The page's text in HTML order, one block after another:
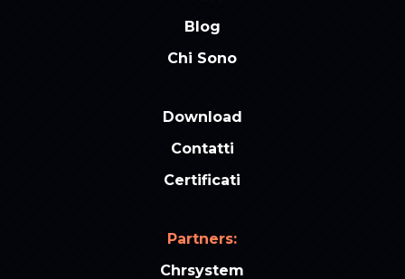
Blog
Chi Sono
Download
Contatti
Certificati
Partners:
Chrsystem